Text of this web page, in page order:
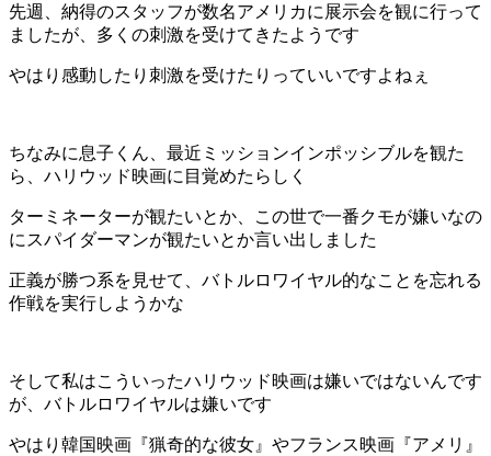
先週、納得のスタッフが数名アメリカに展示会を観に行って
ましたが、多くの刺激を受けてきたようです
やはり感動したり刺激を受けたりっていいですよねぇ
ちなみに息子くん、最近ミッションインポッシブルを観た
ら、ハリウッド映画に目覚めたらしく
ターミネーターが観たいとか、この世で一番クモが嫌いなの
にスパイダーマンが観たいとか言い出しました
正義が勝つ系を見せて、バトルロワイヤル的なことを忘れる
作戦を実行しようかな
そして私はこういったハリウッド映画は嫌いではないんです
が、バトルロワイヤルは嫌いです
やはり韓国映画『猟奇的な彼女』やフランス映画『アメリ』